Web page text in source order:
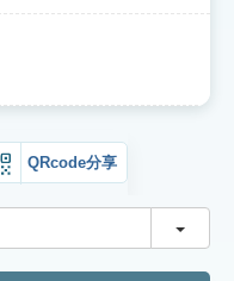
QRcode分享
切換